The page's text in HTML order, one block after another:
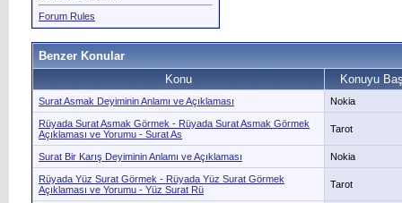
Forum Rules
Benzer Konular
Konu
Konuyu
Surat Asmak Deyiminin Anlamı ve Açıklaması Nokia
Rüyada Surat Asmak Görmek - Rüyada Surat Asmak Görmek
Açıklaması ve Yorumu - Surat As
Tarot
Surat Bir Karış Deyiminin Anlamı ve Açıklaması Nokia
Rüyada Yüz Surat Görmek - Rüyada Yüz Surat Görmek
Açıklaması ve Yorumu - Yüz Surat Rü
Tarot